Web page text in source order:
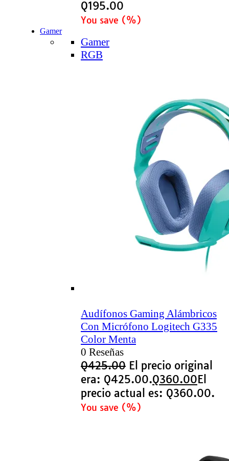
Q195.00
You save (%)
Gamer
Gamer
RGB
Audífonos Gaming Alámbricos
Con Micrófono Logitech G335
Color Menta
0 Reseñas
Q425.00 El precio original
era: Q425.00.Q360.00El
precio actual es: Q360.00.
You save (%)